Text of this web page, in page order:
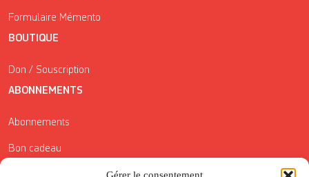
Formulaire Mémento
BOUTIQUE
Don / Souscription
ABONNEMENTS
Abonnements
Bon cadeau